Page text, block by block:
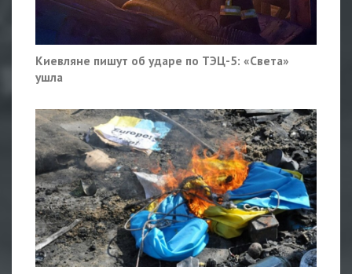
Киевляне пишут об ударе по ТЭЦ-5: «Света»
ушла